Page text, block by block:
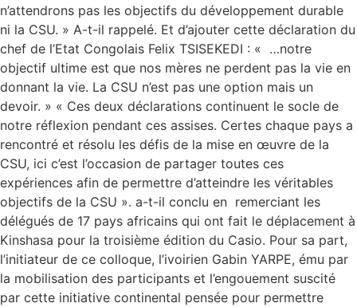
n’attendrons pas les objectifs du développement durable
ni la CSU. » A-t-il rappelé. Et d’ajouter cette déclaration du
chef de l’Etat Congolais Felix TSISEKEDI : « …notre
objectif ultime est que nos mères ne perdent pas la vie en
donnant la vie. La CSU n’est pas une option mais un
devoir. » « Ces deux déclarations continuent le socle de
notre réflexion pendant ces assises. Certes chaque pays a
rencontré et résolu les défis de la mise en œuvre de la
CSU, ici c’est l’occasion de partager toutes ces
expériences afin de permettre d’atteindre les véritables
objectifs de la CSU ». a-t-il conclu en remerciant les
délégués de 17 pays africains qui ont fait le déplacement à
Kinshasa pour la troisième édition du Casio. Pour sa part,
l’initiateur de ce colloque, l’ivoirien Gabin YARPE, ému par
la mobilisation des participants et l’engouement suscité
par cette initiative continental pensée pour permettre